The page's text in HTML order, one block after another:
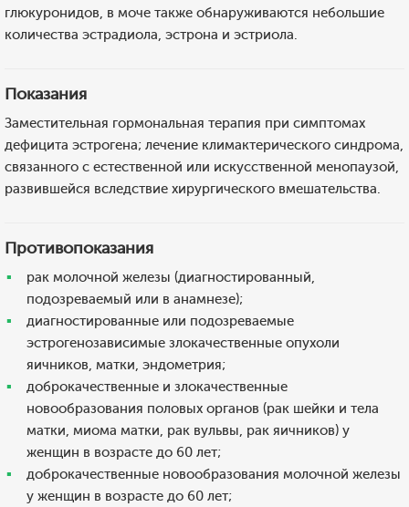
глюкуронидов, в моче также обнаруживаются небольшие
количества эстрадиола, эстрона и эстриола.
Показания
Заместительная гормональная терапия при симптомах
дефицита эстрогена; лечение климактерического синдрома,
связанного с естественной или искусственной менопаузой,
развившейся вследствие хирургического вмешательства.
Противопоказания
рак молочной железы (диагностированный,
подозреваемый или в анамнезе);
диагностированные или подозреваемые
эстрогенозависимые злокачественные опухоли
яичников, матки, эндометрия;
доброкачественные и злокачественные
новообразования половых органов (рак шейки и тела
матки, миома матки, рак вульвы, рак яичников) у
женщин в возрасте до 60 лет;
доброкачественные новообразования молочной железы
у женщин в возрасте до 60 лет;